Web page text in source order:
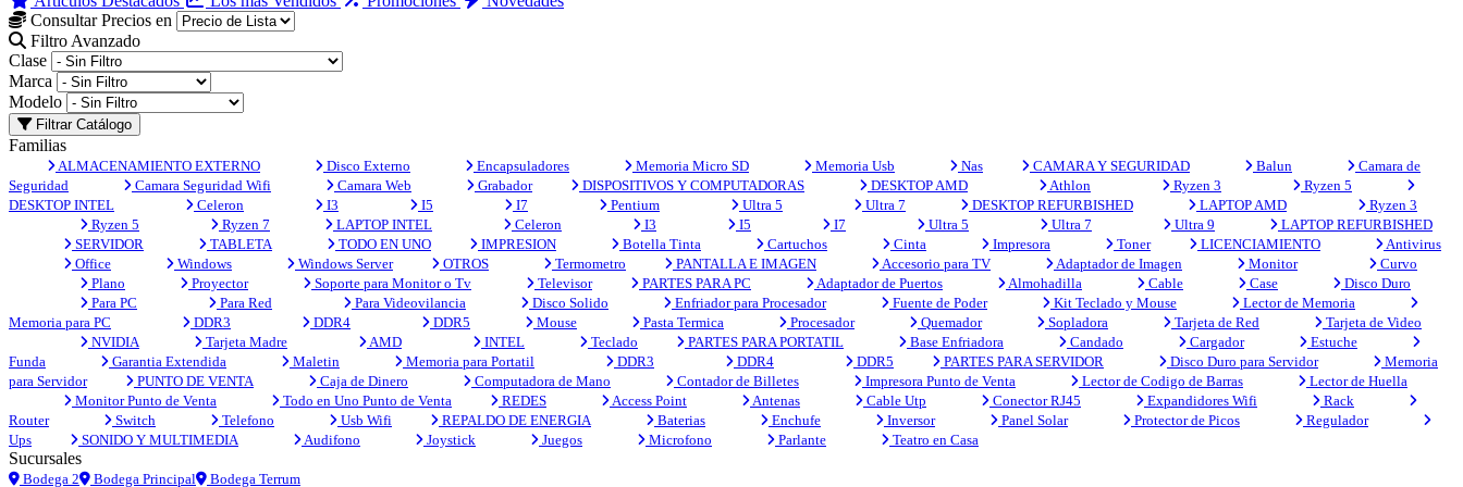
Consultar Precios en
Filtro Avanzado
Clase
Marca
Modelo
Filtrar Catálogo
Familias
ALMACENAMIENTO EXTERNO Disco Externo Encapsuladores Memoria Micro SD Memoria Usb Nas CAMARA Y SEGURIDAD Balun
Camara de
Seguridad
Camara Seguridad Wifi Camara Web Grabador DISPOSITIVOS Y COMPUTADORAS DESKTOP AMD Athlon Ryzen 3
Ryzen 5
DESKTOP INTEL
Celeron I3 I5 I7 Pentium Ultra 5 Ultra 7 DESKTOP REFURBISHED LAPTOP AMD
Ryzen 3
Ryzen 5
Ryzen 7 LAPTOP INTEL Celeron I3 I5 I7 Ultra 5 Ultra 7 Ultra 9
LAPTOP REFURBISHED
SERVIDOR
TABLETA TODO EN UNO IMPRESION Botella Tinta Cartuchos Cinta Impresora Toner LICENCIAMIENTO
Antivirus
Office
Windows Windows Server OTROS Termometro PANTALLA E IMAGEN Accesorio para TV Adaptador de Imagen Monitor
Curvo
Plano
Proyector Soporte para Monitor o Tv Televisor PARTES PARA PC Adaptador de Puertos Almohadilla Cable Case
Disco Duro
Para PC
Para Red Para Videovilancia Disco Solido Enfriador para Procesador Fuente de Poder Kit Teclado y Mouse
Lector de Memoria
Memoria para PC
DDR3 DDR4 DDR5 Mouse Pasta Termica Procesador Quemador Sopladora Tarjeta de Red
Tarjeta de Video
NVIDIA
Tarjeta Madre AMD INTEL Teclado PARTES PARA PORTATIL Base Enfriadora Candado Cargador
Estuche
Funda
Garantia Extendida Maletin Memoria para Portatil DDR3 DDR4 DDR5 PARTES PARA SERVIDOR Disco Duro para Servidor
Memoria
para Servidor
PUNTO DE VENTA Caja de Dinero Computadora de Mano Contador de Billetes Impresora Punto de Venta Lector de Codigo de Barras
Lector de Huella
Monitor Punto de Venta
Todo en Uno Punto de Venta REDES Access Point Antenas Cable Utp Conector RJ45 Expandidores Wifi
Rack
Router
Switch Telefono Usb Wifi REPALDO DE ENERGIA Baterias Enchufe Inversor Panel Solar Protector de Picos
Regulador
Ups
SONIDO Y MULTIMEDIA Audifono Joystick Juegos Microfono Parlante Teatro en Casa
Sucursales
Bodega 2 Bodega Principal Bodega Terrum